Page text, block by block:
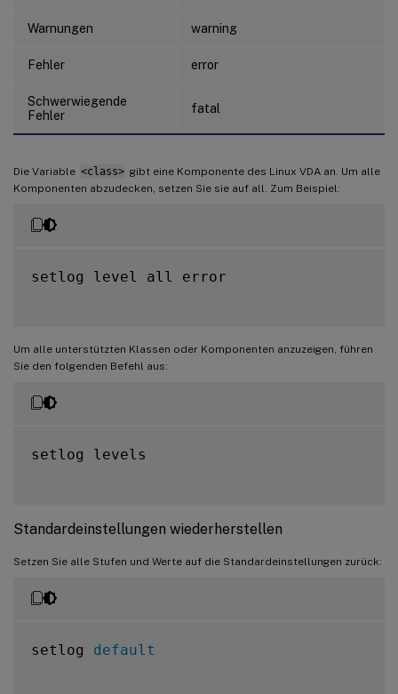
Warnungen warning
Fehler error
Schwerwiegende
Fehler
fatal
Die Variable <class> gibt eine Komponente des Linux VDA an. Um alle
Komponenten abzudecken, setzen Sie sie auf all. Zum Beispiel:
setlog level all error
Um alle unterstützten Klassen oder Komponenten anzuzeigen, führen
Sie den folgenden Befehl aus:
setlog levels
Standardeinstellungen wiederherstellen
Setzen Sie alle Stufen und Werte auf die Standardeinstellungen zurück:
setlog default